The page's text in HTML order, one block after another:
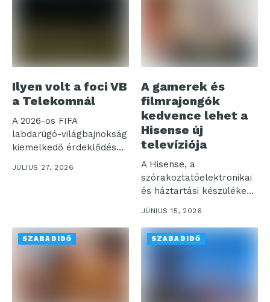
Ilyen volt a foci VB
a Telekomnál
A 2026-os FIFA
labdarúgó-világbajnokság
kiemelkedő érdeklődés
mellett zajlott a Telekom
JÚLIUS 27, 2026
A gamerek és
filmrajongók
kedvence lehet a
Hisense új
televíziója
A Hisense, a
szórakoztatóelektronikai
és háztartási készülékek
piacának egyik vezető
globális szereplője...
JÚNIUS 15, 2026
SZABADIDŐ SZABADIDŐ